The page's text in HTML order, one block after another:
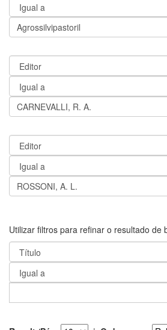
Utilizar filtros para refinar o resultado de